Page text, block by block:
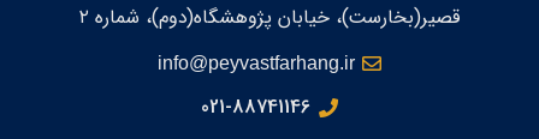
قصیر(بخارست)، خیابان پژوهشگاه(دوم)، شماره ۲
info@peyvastfarhang.ir
021-88741146